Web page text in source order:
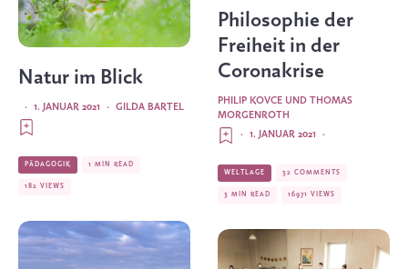
Natur im Blick
GILDA BARTEL
·
1. JANUAR 2021
·
PÄDAGOGIK 1 MIN READ
182 VIEWS
Philosophie der
Freiheit in der
Coronakrise
PHILIP KOVCE UND THOMAS
MORGENROTH
·
1. JANUAR 2021
·
WELTLAGE 32 COMMENTS
3 MIN READ 16971 VIEWS